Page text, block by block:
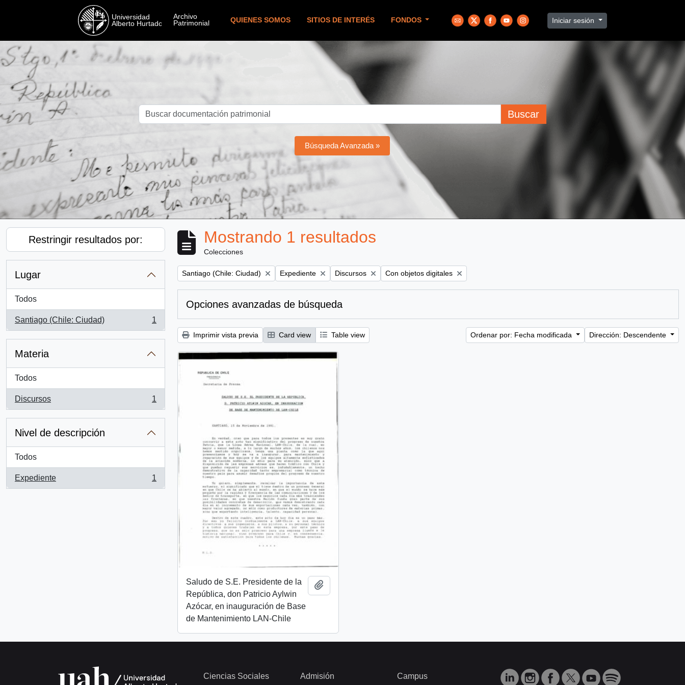
QUIENES SOMOS SITIOS DE INTERÉS FONDOS Iniciar sesión
Buscar
Búsqueda Avanzada »
Restringir resultados por:
Lugar
Todos
Santiago (Chile: Ciudad)
, 1 resultados
1
Materia
Todos
Discursos
, 1 resultados
1
Nivel de descripción
Todos
Expediente
, 1 resultados
1
Mostrando 1 resultados
Colecciones
Remove filter:
Santiago (Chile: Ciudad) Remove filter:
Expediente Remove filter:
Discursos Remove filter:
Con objetos digitales
Opciones avanzadas de búsqueda
Imprimir vista previa Card view Table view Ordenar por: Fecha modificada Dirección: Descendente
Saludo de S.E. Presidente de la
República, don Patricio Aylwin
Azócar, en inauguración de Base
de Mantenimiento LAN-Chile
Ciencias Sociales Admisión Campus